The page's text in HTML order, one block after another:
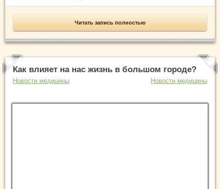
Читать запись полностью
Как влияет на нас жизнь в большом городе?
Новости медицины Новости медицины